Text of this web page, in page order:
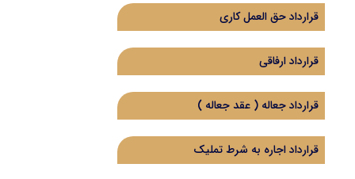
قرارداد حق العمل کاری
قرارداد ارفاقی
قرارداد جعاله ( عقد جعاله )
قرارداد اجاره به شرط تملیک